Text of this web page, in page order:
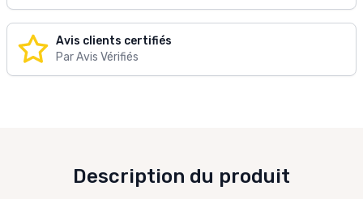
Avis clients certifiés
Par Avis Vérifiés
Description du produit